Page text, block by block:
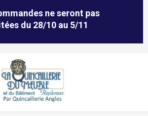
ne seront pas
du 28/10 au 5/11